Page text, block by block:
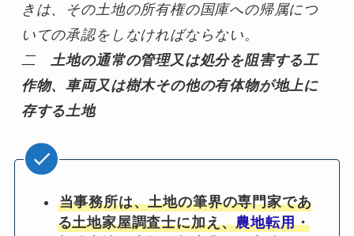
きは、その土地の所有権の国庫への帰属につ
いての承認をしなければならない。
二
土地の通常の管理又は処分を阻害する工
作物、車両又は樹木その他の有体物が地上に
存する土地
当事務所は、土地の筆界の専門家であ
る土地家屋調査士に加え、農地転用・